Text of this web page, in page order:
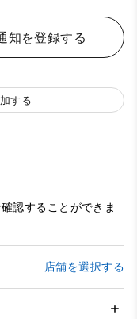
知を登録する
する
認することができま
店舗を選択する